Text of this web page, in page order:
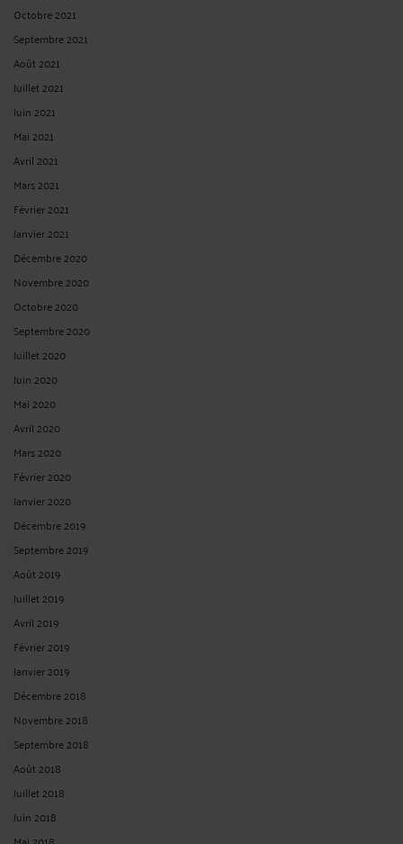
Octobre 2021
Septembre 2021
Août 2021
Juillet 2021
Juin 2021
Mai 2021
Avril 2021
Mars 2021
Février 2021
Janvier 2021
Décembre 2020
Novembre 2020
Octobre 2020
Septembre 2020
Juillet 2020
Juin 2020
Mai 2020
Avril 2020
Mars 2020
Février 2020
Janvier 2020
Décembre 2019
Septembre 2019
Août 2019
Juillet 2019
Avril 2019
Février 2019
Janvier 2019
Décembre 2018
Novembre 2018
Septembre 2018
Août 2018
Juillet 2018
Juin 2018